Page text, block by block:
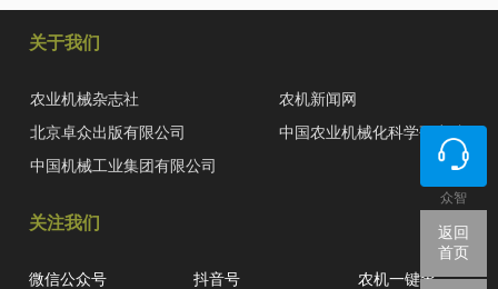
众智
返回
首页
关于我们
农业机械杂志社
农机新闻网
北京卓众出版有限公司
中国农业机械化科学研究院
中国机械工业集团有限公司
关注我们
微信公众号 抖音号 农机一键查